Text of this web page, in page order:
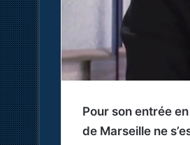
Pour son entrée
de Marseille ne